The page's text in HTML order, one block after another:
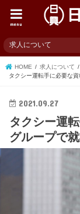
menu
求人について
HOME
求人について
タクシー運転手に必要な
2021.09.27
タクシー運
グループで